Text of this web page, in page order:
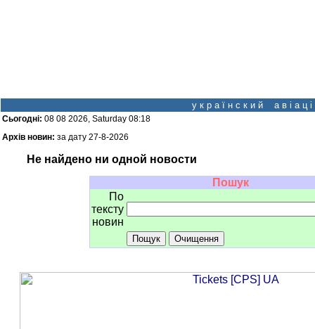
у к р а ї н с к и й а в і а
Сьогодні: 08 08 2026, Saturday 08:18
Архів новин: за дату 27-8-2026
Не найдено ни одной новости
Пошук
По
тексту
новин